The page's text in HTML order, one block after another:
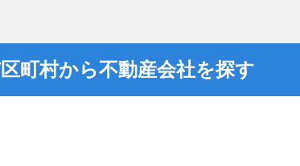
町村から不動産会社を探す